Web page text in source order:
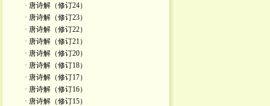
· 唐诗解（修订24）
· 唐诗解（修订23）
· 唐诗解（修订22）
· 唐诗解（修订21）
· 唐诗解（修订20）
· 唐诗解（修订18）
· 唐诗解（修订17）
· 唐诗解（修订16）
· 唐诗解（修订15）